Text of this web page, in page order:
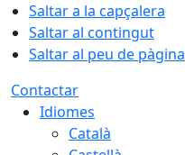
Saltar a la capçalera
Saltar al contingut
Saltar al peu de pàgina
Contactar
Idiomes
Català